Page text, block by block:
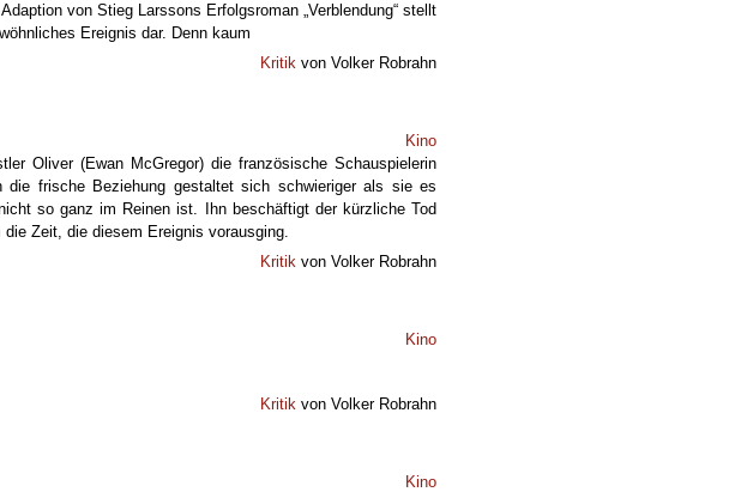
von Stieg Larssons Erfolgsroman „Verblendung“ stellt
Ereignis dar. Denn kaum
Kritik von Volker Robrahn
Kino
Oliver (Ewan McGregor) die französische Schauspielerin
die frische Beziehung gestaltet sich schwieriger als sie es
so ganz im Reinen ist. Ihn beschäftigt der kürzliche Tod
Zeit, die diesem Ereignis vorausging.
Kritik von Volker Robrahn
Kino
Kritik von Volker Robrahn
Kino